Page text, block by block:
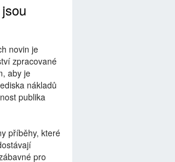
novin je
zpracované
aby je
nákladů
publika
příběhy, které
pro